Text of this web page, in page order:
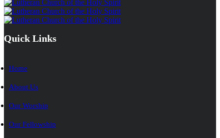
Quick Links
Home
About Us
Our Worship
Our Fellowship